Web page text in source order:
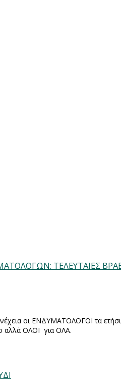
ΤΕΛΕΥΤΑΙΕΣ
οι ΕΝΔΥΜΑΤΟΛΟΓΟΙ τα
αλλά ΟΛΟΙ για ΟΛΑ.